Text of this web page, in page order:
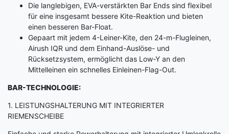
Die langlebigen, EVA-verstärkten Bar Ends sind flexibel
für eine insgesamt bessere Kite-Reaktion und bieten
einen besseren Bar-Float.
Gepaart mit jedem 4-Leiner-Kite, den 24-m-Flugleinen,
Airush IQR und dem Einhand-Auslöse- und
Rücksetzsystem, ermöglicht das Low-Y an den
Mittelleinen ein schnelles Einleinen-Flag-Out.
BAR-TECHNOLOGIE:
1. LEISTUNGSHALTERUNG MIT INTEGRIERTER
RIEMENSCHEIBE